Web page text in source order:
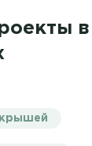
в
крышей